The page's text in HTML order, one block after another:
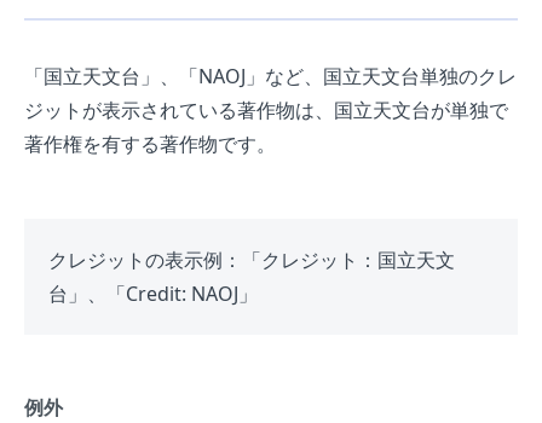
「国立天文台」、「NAOJ」など、国立天文台単独のクレ
ジットが表示されている著作物は、国立天文台が単独で
著作権を有する著作物です。
クレジットの表示例：「クレジット：国立天文
台」、「Credit: NAOJ」
例外